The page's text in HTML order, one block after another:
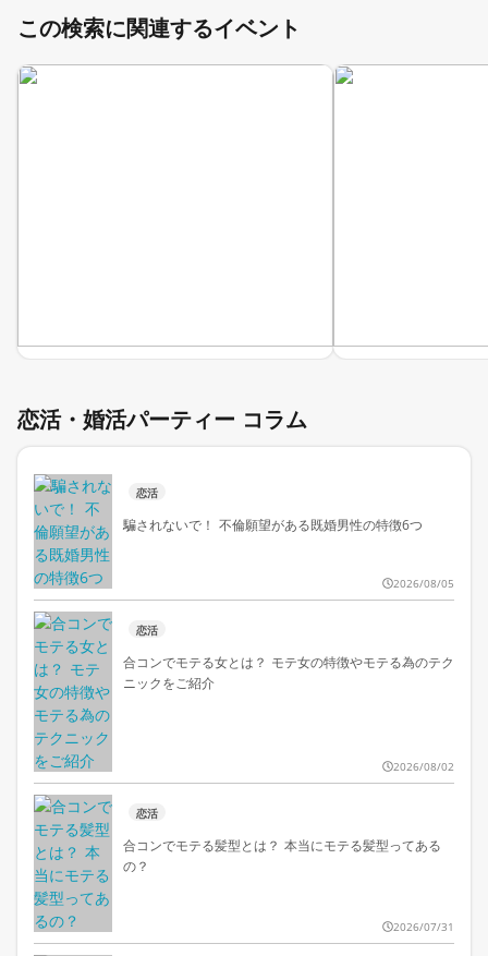
この検索に関連するイベント
恋活・婚活パーティー コラム
恋活
騙されないで！ 不倫願望がある既婚男性の特徴6つ
2026/08/05
恋活
合コンでモテる女とは？ モテ女の特徴やモテる為のテク
ニックをご紹介
2026/08/02
恋活
合コンでモテる髪型とは？ 本当にモテる髪型ってある
の？
2026/07/31